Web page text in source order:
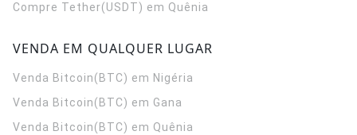
Compre Tether(USDT) em Quênia
VENDA EM QUALQUER LUGAR
Venda Bitcoin(BTC) em Nigéria
Venda Bitcoin(BTC) em Gana
Venda Bitcoin(BTC) em Quênia